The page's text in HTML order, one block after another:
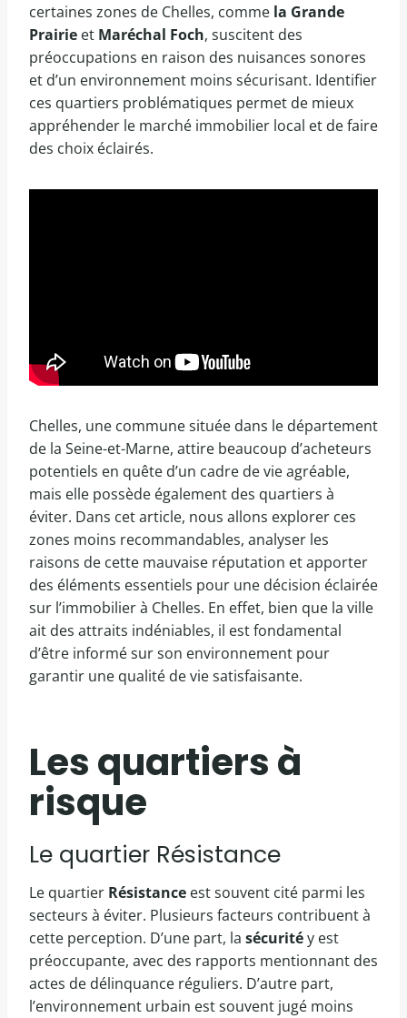
certaines zones de Chelles, comme la Grande
Prairie et Maréchal Foch, suscitent des
préoccupations en raison des nuisances sonores
et d’un environnement moins sécurisant. Identifier
ces quartiers problématiques permet de mieux
appréhender le marché immobilier local et de faire
des choix éclairés.
Chelles, une commune située dans le département
de la Seine-et-Marne, attire beaucoup d’acheteurs
potentiels en quête d’un cadre de vie agréable,
mais elle possède également des quartiers à
éviter. Dans cet article, nous allons explorer ces
zones moins recommandables, analyser les
raisons de cette mauvaise réputation et apporter
des éléments essentiels pour une décision éclairée
sur l’immobilier à Chelles. En effet, bien que la ville
ait des attraits indéniables, il est fondamental
d’être informé sur son environnement pour
garantir une qualité de vie satisfaisante.
Les quartiers à
risque
Le quartier Résistance
Le quartier Résistance est souvent cité parmi les
secteurs à éviter. Plusieurs facteurs contribuent à
cette perception. D’une part, la sécuritéy est
préoccupante, avec des rapports mentionnant des
actes de délinquance réguliers. D’autre part,
l’environnement urbain est souvent jugé moins